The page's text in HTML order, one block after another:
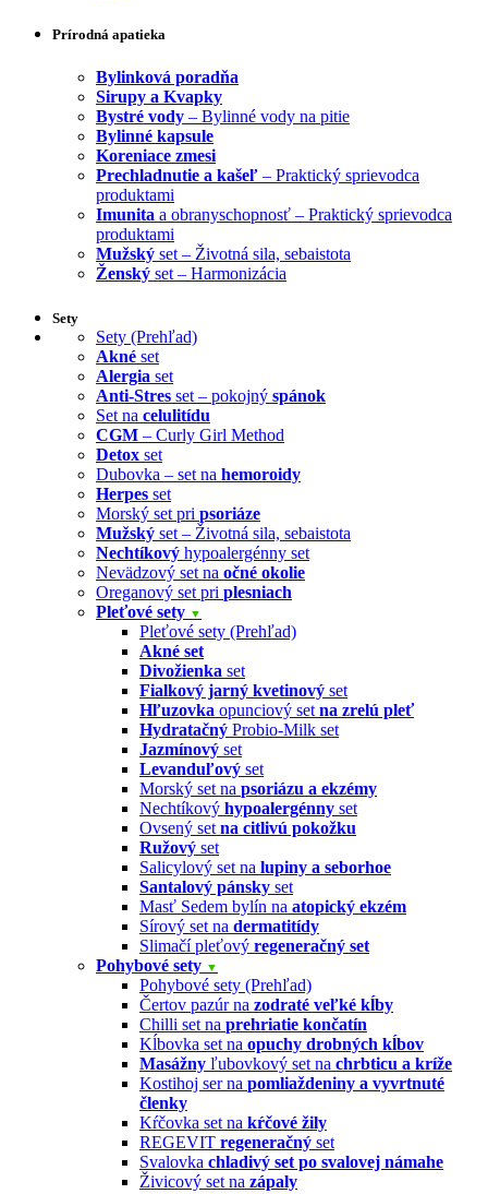
Prírodná apatieka
Bylinková poradňa
Sirupy a Kvapky
Bystré vody – Bylinné vody na pitie
Bylinné kapsule
Koreniace zmesi
Prechladnutie a kašeľ – Praktický sprievodca
produktami
Imunita a obranyschopnosť – Praktický sprievodca
produktami
Mužský set – Životná sila, sebaistota
Ženský set – Harmonizácia
Sety
Sety (Prehľad)
Akné set
Alergia set
Anti-Stres set – pokojný spánok
Set na celulitídu
CGM – Curly Girl Method
Detox set
Dubovka – set na hemoroidy
Herpes set
Morský set pri psoriáze
Mužský set – Životná sila, sebaistota
Nechtíkový hypoalergénny set
Nevädzový set na očné okolie
Oreganový set pri plesniach
Pleťové sety ▼
Pleťové sety (Prehľad)
Akné set
Divožienka set
Fialkový jarný kvetinový set
Hľuzovka opunciový set na zrelú pleť
Hydratačný Probio-Milk set
Jazmínový set
Levanduľový set
Morský set na psoriázu a ekzémy
Nechtíkový hypoalergénny set
Ovsený set na citlivú pokožku
Ružový set
Salicylový set na lupiny a seborhoe
Santalový pánsky set
Masť Sedem bylín na atopický ekzém
Sírový set na dermatitídy
Slimačí pleťový regeneračný set
Pohybové sety ▼
Pohybové sety (Prehľad)
Čertov pazúr na zodraté veľké kĺby
Chilli set na prehriatie končatín
Kĺbovka set na opuchy drobných kĺbov
Masážny ľubovkový set na chrbticu a kríže
Kostihoj ser na pomliaždeniny a vyvrtnuté
členky
Kŕčovka set na kŕčové žily
REGEVIT regeneračný set
Svalovka chladivý set po svalovej námahe
Živicový set na zápaly